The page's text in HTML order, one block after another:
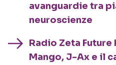
avanguardie tra
neuroscienze
Radio Zeta Future
Mango, J-Ax e il